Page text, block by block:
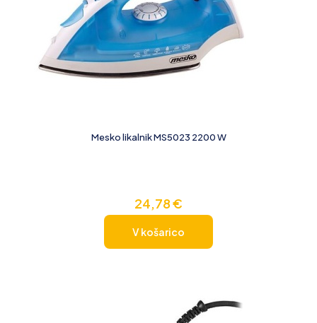
Mesko likalnik MS5023 2200 W
24,78€
V košarico